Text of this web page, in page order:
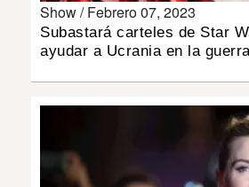
DEPORTES
MUNDO
MULTIMEDIA
Show /Febrero 07, 2023
Subastará carteles de Star
ayudar a Ucrania en la